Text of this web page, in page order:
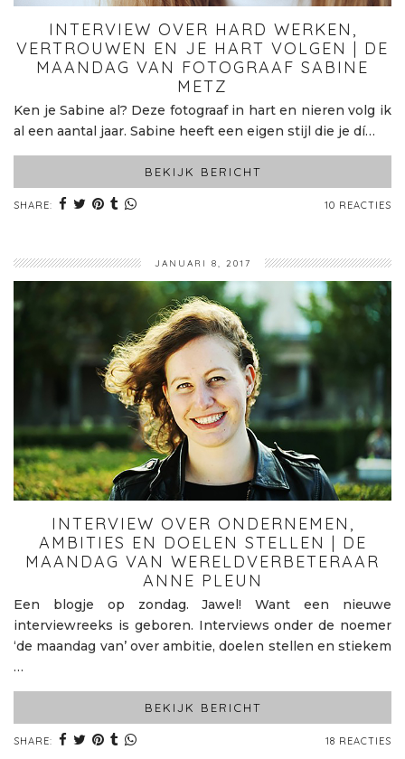
INTERVIEW OVER HARD WERKEN,
VERTROUWEN EN JE HART VOLGEN | DE
MAANDAG VAN FOTOGRAAF SABINE
METZ
Ken je Sabine al? Deze fotograaf in hart en nieren volg ik
al een aantal jaar. Sabine heeft een eigen stijl die je dí…
BEKIJK BERICHT
SHARE: 10 REACTIES
JANUARI 8, 2017
INTERVIEW OVER ONDERNEMEN,
AMBITIES EN DOELEN STELLEN | DE
MAANDAG VAN WERELDVERBETERAAR
ANNE PLEUN
Een blogje op zondag. Jawel! Want een nieuwe
interviewreeks is geboren. Interviews onder de noemer
‘de maandag van’ over ambitie, doelen stellen en stiekem
…
BEKIJK BERICHT
SHARE: 18 REACTIES